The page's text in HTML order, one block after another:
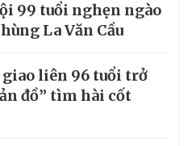
99 tuổi nghẹn ngào
La Văn Cầu
giao liên 96 tuổi trở
đồ” tìm hài cốt